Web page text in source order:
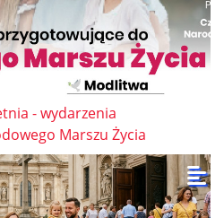
- wydarzenia
Marszu Życia